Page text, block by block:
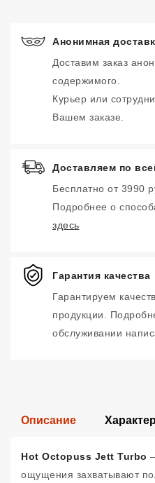
Анонимная
Доставим заказ
содержимого.
Курьер или
Вашем заказе.
Доставляем по
Бесплатно от 3990
Подробнее о
здесь
Гарантия качества
Гарантируем
продукции.
обслуживании
Описание
Hot Octopuss Jett Turbo
ощущения захватывают